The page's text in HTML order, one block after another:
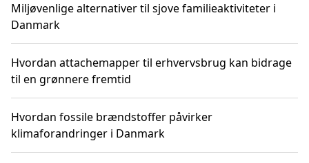
Miljøvenlige alternativer til sjove familieaktiviteter i
Danmark
Hvordan attachemapper til erhvervsbrug kan bidrage
til en grønnere fremtid
Hvordan fossile brændstoffer påvirker
klimaforandringer i Danmark